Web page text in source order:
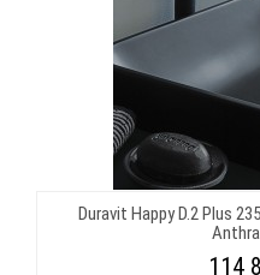
Duravit Happy D.2 Plus
114